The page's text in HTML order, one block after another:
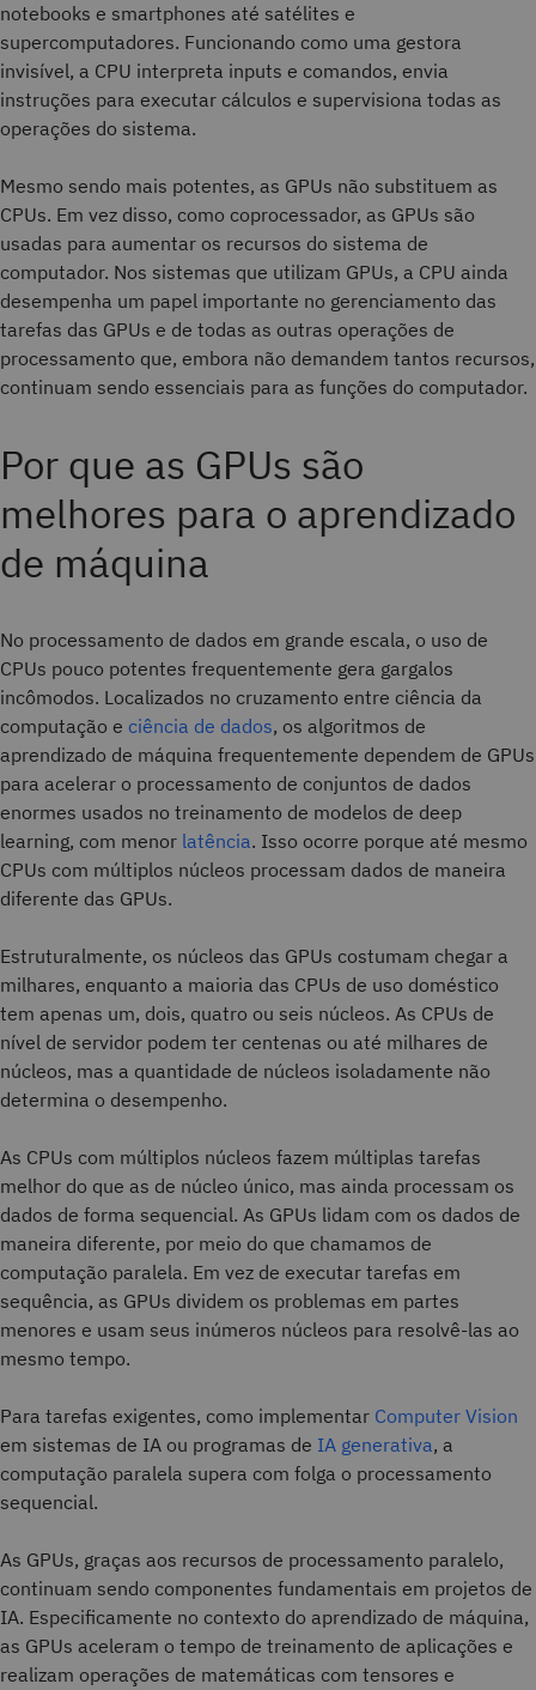
notebooks e smartphones até satélites e
supercomputadores. Funcionando como uma gestora
invisível, a CPU interpreta inputs e comandos, envia
instruções para executar cálculos e supervisiona todas as
operações do sistema.
Mesmo sendo mais potentes, as GPUs não substituem as
CPUs. Em vez disso, como coprocessador, as GPUs são
usadas para aumentar os recursos do sistema de
computador. Nos sistemas que utilizam GPUs, a CPU ainda
desempenha um papel importante no gerenciamento das
tarefas das GPUs e de todas as outras operações de
processamento que, embora não demandem tantos recursos,
continuam sendo essenciais para as funções do computador.
Por que as GPUs são
melhores para o aprendizado
de máquina
No processamento de dados em grande escala, o uso de
CPUs pouco potentes frequentemente gera gargalos
incômodos. Localizados no cruzamento entre ciência da
computação e ciência de dados, os algoritmos de
aprendizado de máquina frequentemente dependem de GPUs
para acelerar o processamento de conjuntos de dados
enormes usados no treinamento de modelos de deep
learning, com menor latência. Isso ocorre porque até mesmo
CPUs com múltiplos núcleos processam dados de maneira
diferente das GPUs.
Estruturalmente, os núcleos das GPUs costumam chegar a
milhares, enquanto a maioria das CPUs de uso doméstico
tem apenas um, dois, quatro ou seis núcleos. As CPUs de
nível de servidor podem ter centenas ou até milhares de
núcleos, mas a quantidade de núcleos isoladamente não
determina o desempenho.
As CPUs com múltiplos núcleos fazem múltiplas tarefas
melhor do que as de núcleo único, mas ainda processam os
dados de forma sequencial. As GPUs lidam com os dados de
maneira diferente, por meio do que chamamos de
computação paralela. Em vez de executar tarefas em
sequência, as GPUs dividem os problemas em partes
menores e usam seus inúmeros núcleos para resolvê-las ao
mesmo tempo.
Para tarefas exigentes, como implementar Computer Vision
em sistemas de IA ou programas de IA generativa, a
computação paralela supera com folga o processamento
sequencial.
As GPUs, graças aos recursos de processamento paralelo,
continuam sendo componentes fundamentais em projetos de
IA. Especificamente no contexto do aprendizado de máquina,
as GPUs aceleram o tempo de treinamento de aplicações e
realizam operações de matemáticas com tensores e